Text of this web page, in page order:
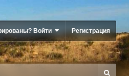
Войти Регистрация